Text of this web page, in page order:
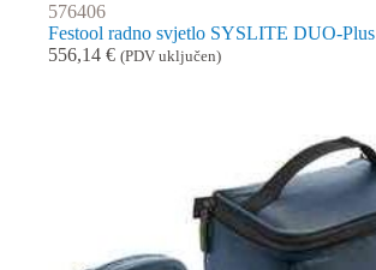
576406
Festool radno svjetlo SYSLITE DUO-Plus
556,14 € (PDV uključen)